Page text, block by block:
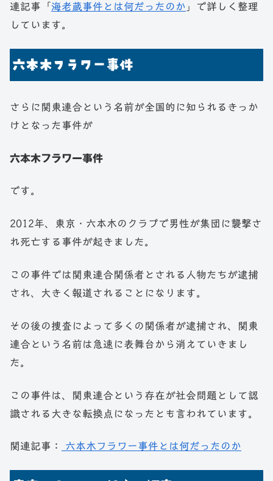
連記事「 海老蔵事件とは何だったのか 」で詳しく整理
しています。
六本木フラワー事件
さらに関東連合という名前が全国的に知られるきっか
けとなった事件が
六本木フラワー事件
です。
2012年、東京・六本木のクラブで男性が集団に襲撃さ
れ死亡する事件が起きました。
この事件では関東連合関係者とされる人物たちが逮捕
され、大きく報道されることになります。
その後の捜査によって多くの関係者が逮捕され、関東
連合という名前は急速に表舞台から消えていきまし
た。
この事件は、関東連合という存在が社会問題として認
識される大きな転換点になったとも言われています。
関連記事： 六本木フラワー事件とは何だったのか